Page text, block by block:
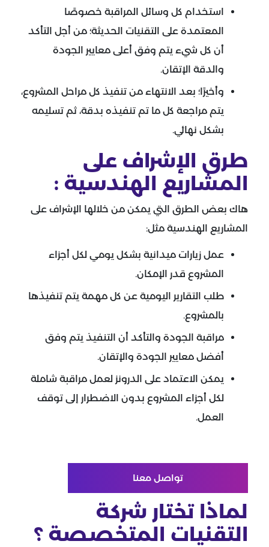
استخدام كل وسائل المراقبة خصوصًا
المعتمدة على التقنيات الحديثة؛ من أجل التأكد
أن كل شيء يتم وفق أعلى معايير الجودة
والدقة الإتقان.
وأخيرًا؛ بعد الانتهاء من تنفيذ كل مراحل المشروع،
يتم مراجعة كل ما تم تنفيذه بدقة، ثم تسليمه
بشكل نهائي.
طرق الإشراف على
المشاريع الهندسية :
هاك بعض الطرق التي يمكن من خلالها الإشراف على
المشاريع الهندسية مثل:
عمل زيارات ميدانية بشكل يومي لكل أجزاء
المشروع قدر الإمكان.
طلب التقارير اليومية عن كل مهمة يتم تنفيذها
بالمشروع.
مراقبة الجودة والتأكد أن التنفيذ يتم وفق
أفضل معايير الجودة والإتقان.
يمكن الاعتماد على الدرونز لعمل مراقبة شاملة
لكل أجزاء المشروع بدون الاضطرار إلى توقف
العمل.
تواصل معنا
لماذا تختار شركة
التقنيات المتخصصة ؟